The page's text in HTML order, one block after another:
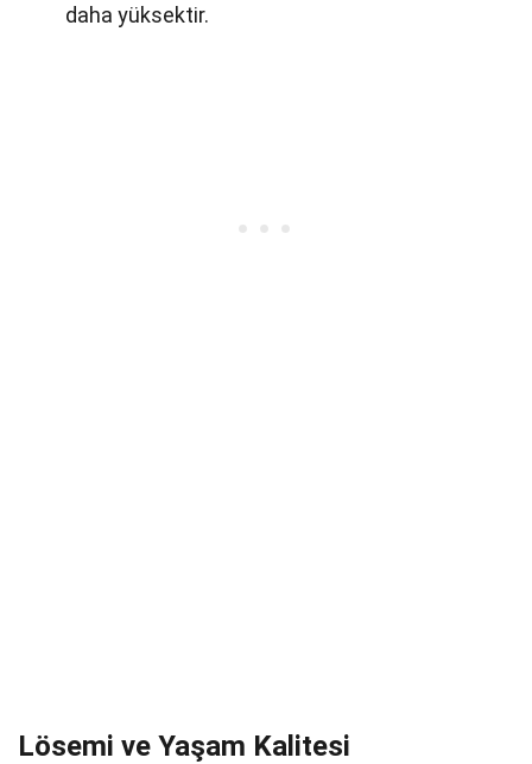
daha yüksektir.
Lösemi ve Yaşam Kalitesi